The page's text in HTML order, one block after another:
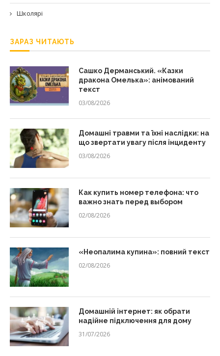
Школярі
ЗАРАЗ ЧИТАЮТЬ
Сашко Дерманський. «Казки
дракона Омелька»: анімований
текст
03/08/2026
Домашні травми та їхні наслідки: на
що звертати увагу після інциденту
03/08/2026
Как купить номер телефона: что
важно знать перед выбором
02/08/2026
«Неопалима купина»: повний текст
02/08/2026
Домашній інтернет: як обрати
надійне підключення для дому
31/07/2026